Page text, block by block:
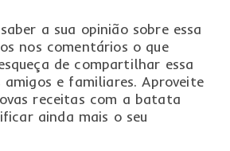
a sua opinião sobre essa
nos comentários o que
de compartilhar essa
amigos e familiares. Aproveite
receitas com a batata
ainda mais o seu